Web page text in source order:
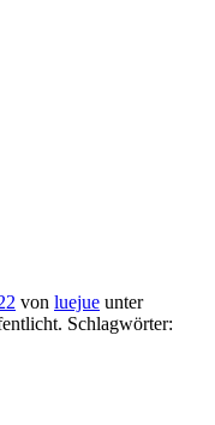
von luejue unter
Schlagwörter: